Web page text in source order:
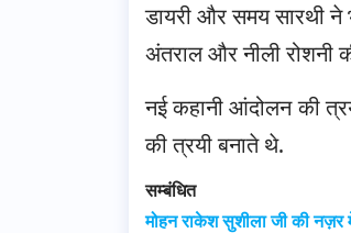
डायरी और समय सारथी
अंतराल और नीली रोशनी
नई कहानी आंदोलन की
की त्रयी बनाते थे.
सम्बंधित
मोहन राकेश सुशीला जी की नज़र